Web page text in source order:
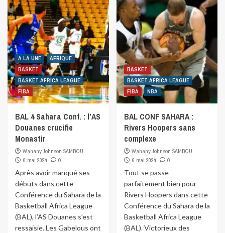
A LA UNE
AFRIQUE
BASKET
BASKET AFRICA LEAGUE
FIBA
BAL 4 Sahara Conf. : l’AS
Douanes crucifie
Monastir
Wahany Johnson SAMBOU
6 mai 2024
0
Après avoir manqué ses
débuts dans cette
Conférence du Sahara de la
Basketball Africa League
(BAL), l’AS Douanes s’est
ressaisie. Les Gabelous ont
BASKET
BASKET AFRICA LEAGUE
FIBA
NBA
BAL CONF SAHARA :
Rivers Hoopers sans
complexe
Wahany Johnson SAMBOU
6 mai 2024
0
Tout se passe
parfaitement bien pour
Rivers Hoopers dans cette
Conférence du Sahara de la
Basketball Africa League
(BAL). Victorieux des